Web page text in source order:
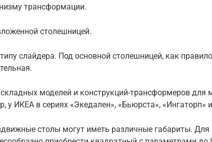
трансформации.
столешницей.
слайдера. Под основной столешницей, как
моделей и конструкций-трансформеров для
у ИКЕА в сериях «Экедален», «Бьюрста», «Ингаторп»
столы могут иметь различные габариты. Для